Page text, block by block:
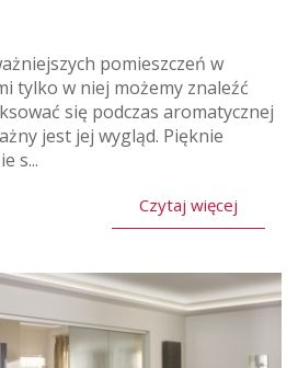
pomieszczeń w
tylko w niej możemy znaleźć
się podczas aromatycznej
jest jej wygląd. Pięknie
s...
Czytaj więcej